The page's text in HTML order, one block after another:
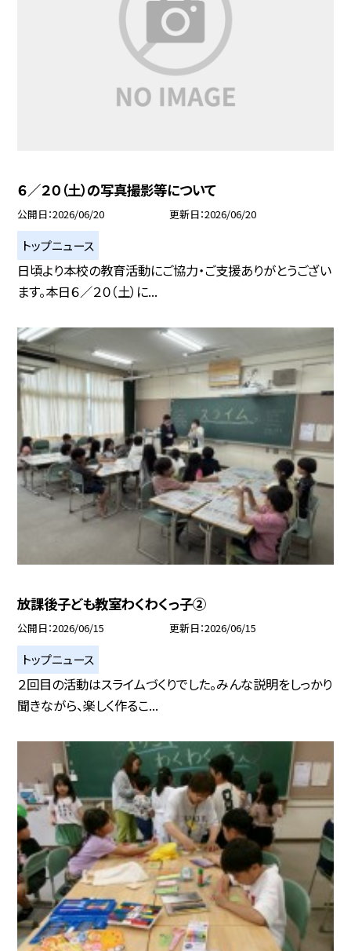
６／２０（土）の写真撮影等について
公開日 2026/06/20 更新日 2026/06/20
トップニュース
日頃より本校の教育活動にご協力・ご支援ありがとうござい
ます。本日６／２０（土）に...
放課後子ども教室わくわくっ子②
公開日 2026/06/15 更新日 2026/06/15
トップニュース
２回目の活動はスライムづくりでした。みんな説明をしっかり
聞きながら、楽しく作るこ...